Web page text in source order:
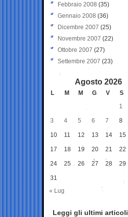
Febbraio 2008 (35)
Gennaio 2008 (36)
Dicembre 2007 (25)
Novembre 2007 (22)
Ottobre 2007 (27)
Settembre 2007 (23)
Agosto 2026
L M M G V S
1
3 4 5 6 7 8
10 11 12 13 14 15
17 18 19 20 21 22
24 25 26 27 28 29
31
« Lug
Leggi gli ultimi articoli